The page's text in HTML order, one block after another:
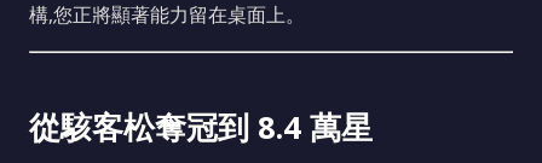
構,您正將顯著能力留在桌面上。
從駭客松奪冠到 8.4 萬星